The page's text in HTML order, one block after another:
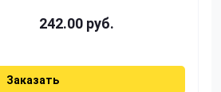
242.00 руб.
Заказать